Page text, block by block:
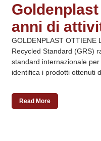
anni di
GOLDENPLAST OTTIENE
Recycled Standard (GRS)
standard internazionale
identifica i prodotti ottenuti
Read More